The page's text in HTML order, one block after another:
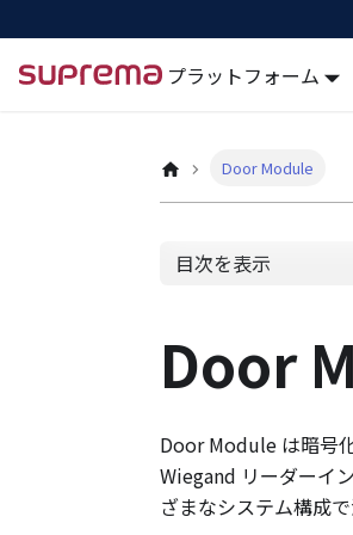
Docs
プラットフォーム
Door Module
目次を表示
Door
Door Module は暗号
Wiegand リーダーイ
ざまなシステム構成で